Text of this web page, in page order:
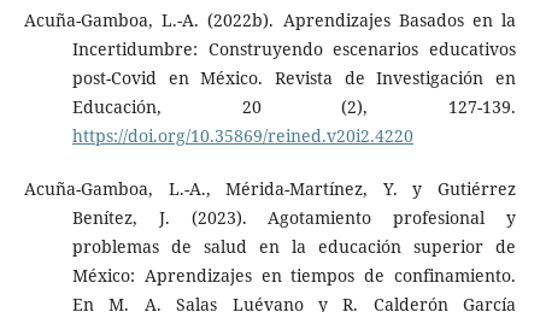
Acuña-Gamboa, L.-A. (2022b). Aprendizajes Basados en la
Incertidumbre: Construyendo escenarios educativos
post-Covid en México. Revista de Investigación en
Educación, 20 (2), 127-139.
https://doi.org/10.35869/reined.v20i2.4220
Acuña-Gamboa, L.-A., Mérida-Martínez, Y. y Gutiérrez
Benítez, J. (2023). Agotamiento profesional y
problemas de salud en la educación superior de
México: Aprendizajes en tiempos de confinamiento.
En M. A. Salas Luévano y R. Calderón García